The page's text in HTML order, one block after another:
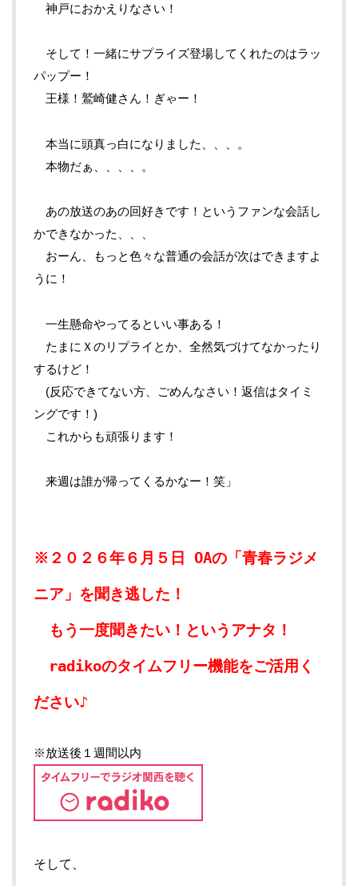
神戸におかえりなさい！
そして！一緒にサプライズ登場してくれたのはラッ
パップー！
王様！鷲崎健さん！ぎゃー！
本当に頭真っ白になりました、、、。
本物だぁ、、、、。
あの放送のあの回好きです！というファンな会話し
かできなかった、、、
おーん、もっと色々な普通の会話が次はできますよ
うに！
一生懸命やってるといい事ある！
たまにＸのリプライとか、全然気づけてなかったり
するけど！
(反応できてない方、ごめんなさい！返信はタイミ
ングです！)
これからも頑張ります！
来週は誰が帰ってくるかなー！笑」
※２０２６年６月５日 OAの「青春ラジメ
ニア」を聞き逃した！
もう一度聞きたい！というアナタ！
radikoのタイムフリー機能をご活用く
ださい♪
※放送後１週間以内
そして、